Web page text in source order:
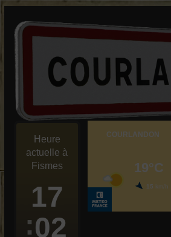
au
Heure
actuelle à
Fismes
17
02